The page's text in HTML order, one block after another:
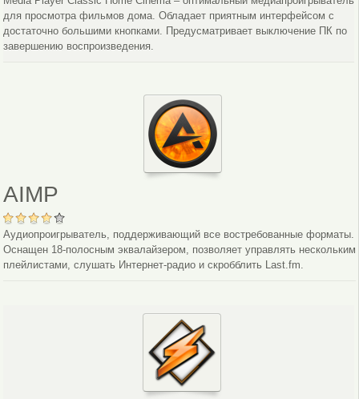
для просмотра фильмов дома. Обладает приятным интерфейсом с
достаточно большими кнопками. Предусматривает выключение ПК по
завершению воспроизведения.
AIMP
Аудиопроигрыватель, поддерживающий все востребованные форматы.
Оснащен 18-полосным эквалайзером, позволяет управлять
плейлистами, слушать Интернет-радио и скробблить Last.fm.